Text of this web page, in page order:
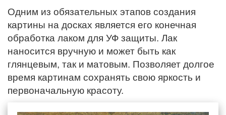
Одним из обязательных этапов создания
картины на досках является его конечная
обработка лаком для УФ защиты. Лак
наносится вручную и может быть как
глянцевым, так и матовым. Позволяет долгое
время картинам сохранять свою яркость и
первоначальную красоту.